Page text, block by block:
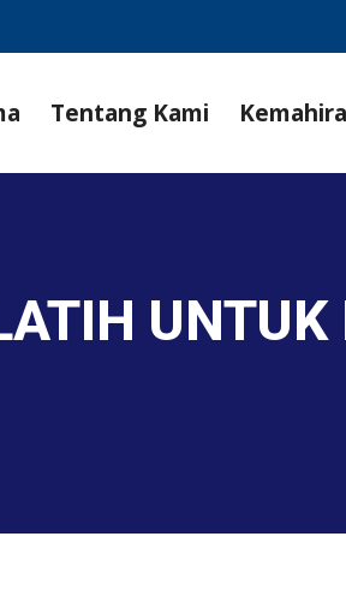
Tentang Kami